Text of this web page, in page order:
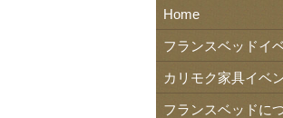
Home
フランスベッドイ
カリモク家具イベ
フランスベッドに